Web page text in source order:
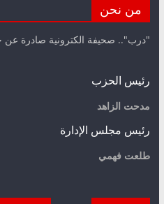
من نحن
"درب".. صحيفة الكترونية صادرة عن
رئيس الحزب
مدحت الزاهد
رئيس مجلس الإدارة
طلعت فهمي